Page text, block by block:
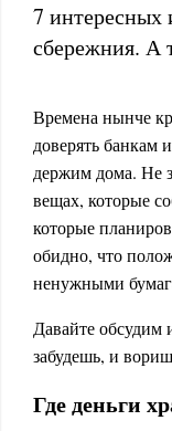
7 интересных
сбережния. А
Времена нынче
доверять банкам
держим дома. Не
вещах, которые
которые
обидно, что
ненужными
Давайте обсудим
забудешь, и
Где деньги